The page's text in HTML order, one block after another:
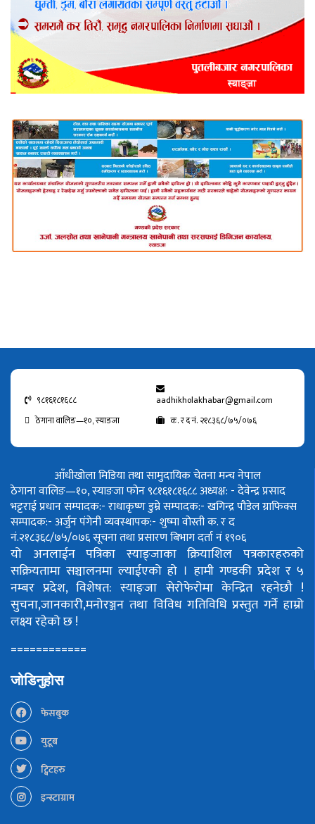
९८१६१८१६८८
aadhikholakhabar@gmail.com
ठेगाना वालिङ—१०, स्याङजा
क. र द नं. २१८३६८/७५/०७६
आँधीखोला मिडिया तथा सामुदायिक चेतना मन्च नेपाल
ठेगाना वालिङ—१०, स्याङजा फोन ९८१६१८१६८८अध्यक्ष: - देवेन्द्र प्रसाद
भट्टराईप्रधान सम्पादक:- राधाकृष्ण डुम्रेसम्पादक:- खगिन्द्र पौडेलग्राफिक्स
सम्पादक:- अर्जुन पंगेनीव्यवस्थापक:- शुष्मा वोस्तीक. र द
नं.२१८३६८/७५/०७६सूचना तथा प्रसारण बिभाग दर्ता नं १९०६
यो अनलाईन पत्रिका स्याङ्जाका क्रियाशिल पत्रकारहरुको
सक्रियतामा सञ्चालनमा ल्याईएको हो । हामी गण्डकी प्रदेश र ५
नम्बर प्रदेश, विशेषत: स्याङ्जा सेरोफेरोमा केन्द्रित रहनेछौ !
सुचना,जानकारी,मनोरञ्जन तथा विविध गतिविधि प्रस्तुत गर्ने हाम्रो
लक्ष्य रहेको छ !
============
जोडिनुहोस
फेसबुक
युटूब
ट्विटहरु
इन्स्टाग्राम